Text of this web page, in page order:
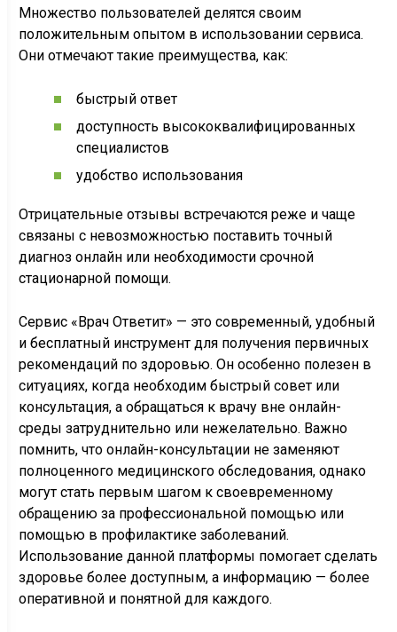
Множество пользователей делятся своим
положительным опытом в использовании сервиса.
Они отмечают такие преимущества, как:
быстрый ответ
доступность высококвалифицированных
специалистов
удобство использования
Отрицательные отзывы встречаются реже и чаще
связаны с невозможностью поставить точный
диагноз онлайн или необходимости срочной
стационарной помощи.
Сервис «Врач Ответит» — это современный, удобный
и бесплатный инструмент для получения первичных
рекомендаций по здоровью. Он особенно полезен в
ситуациях, когда необходим быстрый совет или
консультация, а обращаться к врачу вне онлайн-
среды затруднительно или нежелательно. Важно
помнить, что онлайн-консультации не заменяют
полноценного медицинского обследования, однако
могут стать первым шагом к своевременному
обращению за профессиональной помощью или
помощью в профилактике заболеваний.
Использование данной платформы помогает сделать
здоровье более доступным, а информацию — более
оперативной и понятной для каждого.